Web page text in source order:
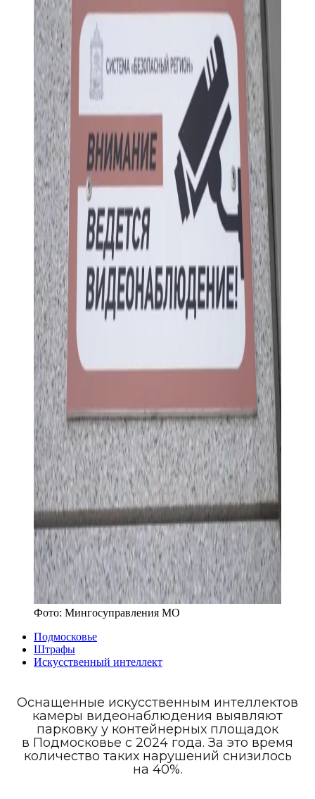
Фото: Мингосуправления МО
Подмосковье
Штрафы
Искусственный интеллект
Оснащенные искусственным интеллектов
камеры видеонаблюдения выявляют
парковку у контейнерных площадок
в Подмосковье с 2024 года. За это время
количество таких нарушений снизилось
на 40%.